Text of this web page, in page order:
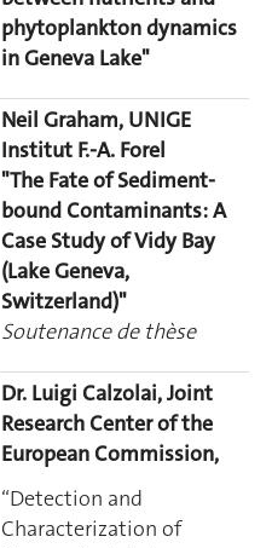
phytoplankton dynamics
in Geneva Lake"
Neil Graham, UNIGE
Institut F.-A. Forel
"The Fate of Sediment-
bound Contaminants: A
Case Study of Vidy Bay
(Lake Geneva,
Switzerland)"
Soutenance de thèse
Dr. Luigi Calzolai, Joint
Research Center of the
European Commission,
“Detection and
Characterization of